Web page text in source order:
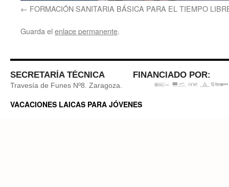
FORMACIÓN SANITARIA BÁSICA PARA EL TIEMPO
Guarda el enlace permanente.
SECRETARÍA TÉCNICA
Travesía de Funes Nº8. Zaragoza.
FINANCIADO POR:
VACACIONES LAICAS PARA JÓVENES